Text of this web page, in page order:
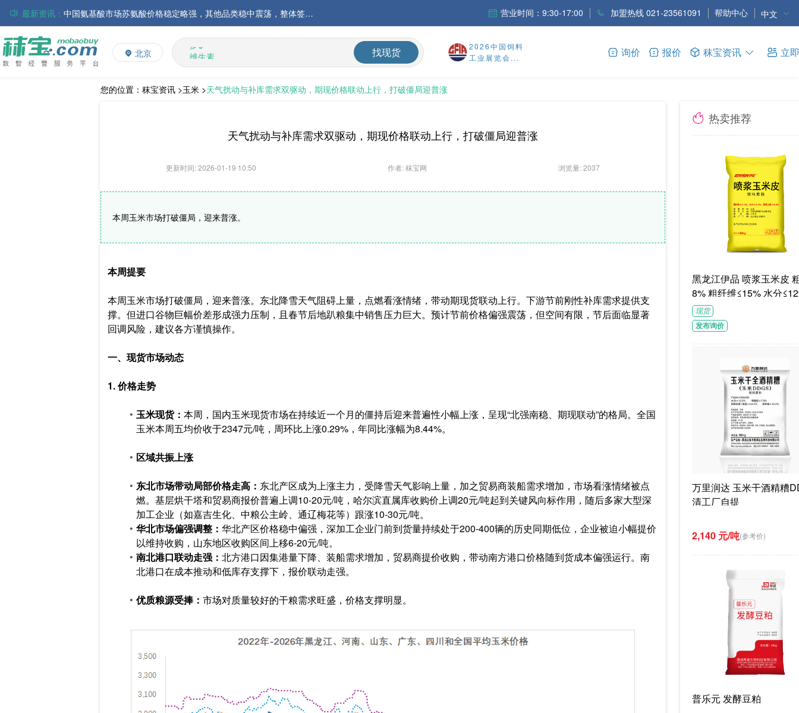
最新资讯：
中国氨基酸市场苏氨酸价格稳定略强，其他品类稳中震荡，整体签单清淡；欧洲物流成本进一步上升
磷酸氢钙市场行情走弱；小苏打和乳清粉市场价格稳定运行
帝斯曼-芬美意发布2026年上半年业绩
巴斯夫集团发布2026年第二季度财务报告
丸红株式会社发布截至2026年6月30日前3个月的合并财务报告
住友化学公布2026财年第一季度业绩
营业时间：9:30-17:00 加盟热线 021-23561091 帮助中心 中文
北京
L-赖氨酸硫酸盐
多维
多矿
维生素
饲料添加剂
找现货
2026中国饲料
工业展览会...
询价 报价 秣宝资讯 立
您的位置： 秣宝资讯 >玉米 >天气扰动与补库需求双驱动，期现价格联动上行，打破僵局迎普涨
天气扰动与补库需求双驱动，期现价格联动上行，打破僵局迎普涨
更新时间: 2026-01-19 10:50 作者: 秣宝网 浏览量: 2037
本周玉米市场打破僵局，迎来普涨。
本周提要
本周玉米市场打破僵局，迎来普涨。东北降雪天气阻碍上量，点燃看涨情绪，带动期现货联动上行。下游节前刚性补库需求提供支
撑。但进口谷物巨幅价差形成强力压制，且春节后地趴粮集中销售压力巨大。预计节前价格偏强震荡，但空间有限，节后面临显著
回调风险，建议各方谨慎操作。
一、现货市场动态
1. 价格走势
玉米现货： 本周，国内玉米现货市场在持续近一个月的僵持后迎来普遍性小幅上涨，呈现“北强南稳、期现联动”的格局。全国
玉米本周五均价收于2347元/吨，周环比上涨0.29%，年同比涨幅为8.44%。
区域共振上涨
东北市场带动局部价格走高： 东北产区成为上涨主力，受降雪天气影响上量，加之贸易商装船需求增加，市场看涨情绪被点
燃。基层烘干塔和贸易商报价普遍上调10-20元/吨，哈尔滨直属库收购价上调20元/吨起到关键风向标作用，随后多家大型深
加工企业（如嘉吉生化、中粮公主岭、通辽梅花等）跟涨10-30元/吨。
华北市场偏强调整： 华北产区价格稳中偏强，深加工企业门前到货量持续处于200-400辆的历史同期低位，企业被迫小幅提价
以维持收购，山东地区收购区间上移6-20元/吨。
南北港口联动走强： 北方港口因集港量下降、装船需求增加，贸易商提价收购，带动南方港口价格随到货成本偏强运行。南
北港口在成本推动和低库存支撑下，报价联动走强。
优质粮源受捧： 市场对质量较好的干粮需求旺盛，价格支撑明显。
热卖推荐
黑龙江伊品 喷浆玉米皮 粗蛋白≥1
8% 粗纤维≤15% 水分
G/袋饲料级褐色或浅褐
体
现货
发布询价
万里润达 玉米干酒精糟
清工厂自提
2,140 元/吨(参考价)
普乐元 发酵豆粕